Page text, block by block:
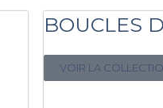
BOUCLES
VOIR LA